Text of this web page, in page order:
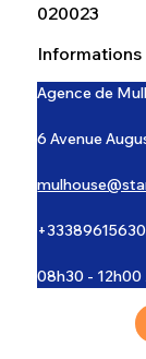
020023
Informations
Agence de
6 Avenue
+33389615630
08h30 -